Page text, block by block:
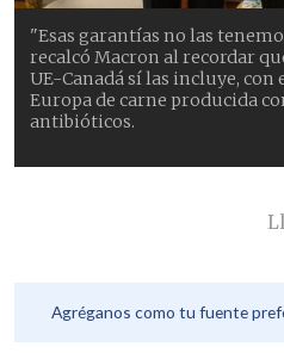
"Esas garantías no las
recalcó Macron al recordar
UE-Canadá sí las incluye,
Europa de carne producida
antibióticos.
Agréganos como tu fuente